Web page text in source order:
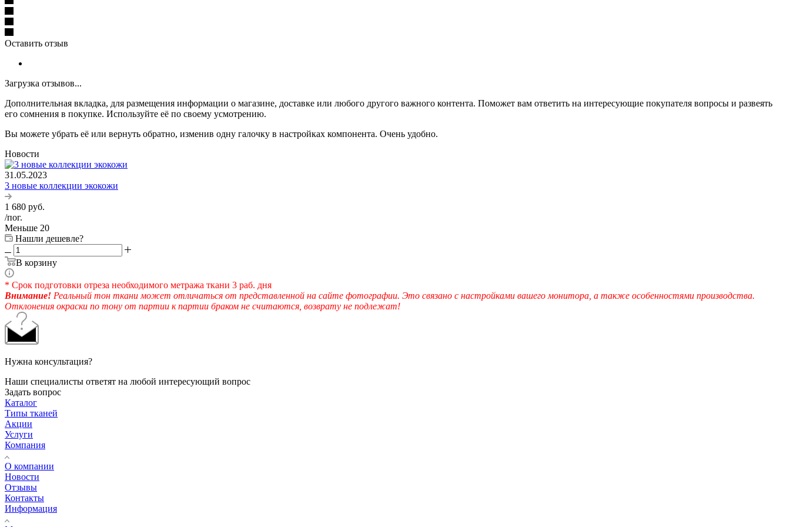
Оставить отзыв
Загрузка отзывов...
Дополнительная вкладка, для размещения информации о магазине, доставке или любого другого важного контента. Поможет вам ответить на интересующие покупателя вопросы и развеять
его сомнения в покупке. Используйте её по своему усмотрению.
Вы можете убрать её или вернуть обратно, изменив одну галочку в настройках компонента. Очень удобно.
Новости
31.05.2023
3 новые коллекции экокожи
1 680 руб.
/пог.
Меньше 20
Нашли дешевле?
В корзину
* Срок подготовки отреза необходимого метража ткани 3 раб. дня
Внимание! Реальный тон ткани может отличаться от представленной на сайте фотографии. Это связано с настройками вашего монитора, а также особенностями производства.
Отклонения окраски по тону от партии к партии браком не считаются, возврату не подлежат!
Нужна консультация?
Наши специалисты ответят на любой интересующий вопрос
Задать вопрос
Каталог
Типы тканей
Акции
Услуги
Компания
О компании
Новости
Отзывы
Контакты
Информация